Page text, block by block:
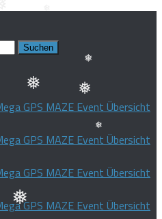
❅
❅ ❅
❅ ❅
GPS MAZE Event Übersicht
GPS MAZE Event Übersicht
GPS MAZE Event Übersicht
GPS MAZE Event Übersicht